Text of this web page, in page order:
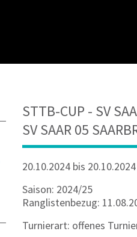
STTB-CUP - SV
SV SAAR 05
20.10.2024 bis 20.10.2024
Saison: 2024/25
Ranglistenbezug:
Turnierart: offenes